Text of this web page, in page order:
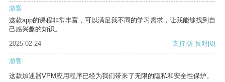
游客
这款app的课程非常丰富，可以满足我不同的学习需求，让我能够找到自
己感兴趣的知识。
2025-02-24
支持[0] 反对[0]
游客
这款加速器VPM应用程序已经为我们带来了无限的隐私和安全性保护。